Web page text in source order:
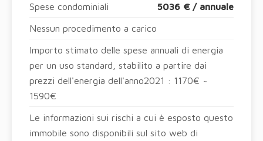
Spese condominiali 5036 € / annuale
Nessun procedimento a carico
Importo stimato delle spese annuali di energia
per un uso standard, stabilito a partire dai
prezzi dell'energia dell'anno2021 : 1170€ ~
1590€
Le informazioni sui rischi a cui è esposto questo
immobile sono disponibili sul sito web di